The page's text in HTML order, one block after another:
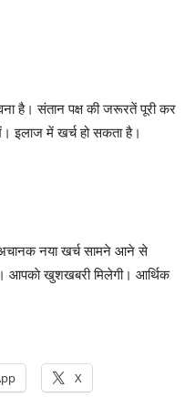
है। संतान पक्ष की जरूरतें पूरी कर
इलाज में खर्च हो सकता है।
नया खर्च सामने आने से
आपकाे खुशखबरी मिलेगी। आर्थिक
X